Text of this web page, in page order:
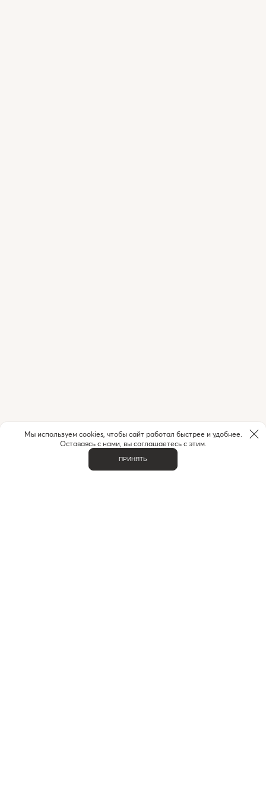
Мы используем cookies, чтобы сайт работал быстрее и удобнее.
Оставаясь с нами, вы соглашаетесь с этим.
ПРИНЯТЬ